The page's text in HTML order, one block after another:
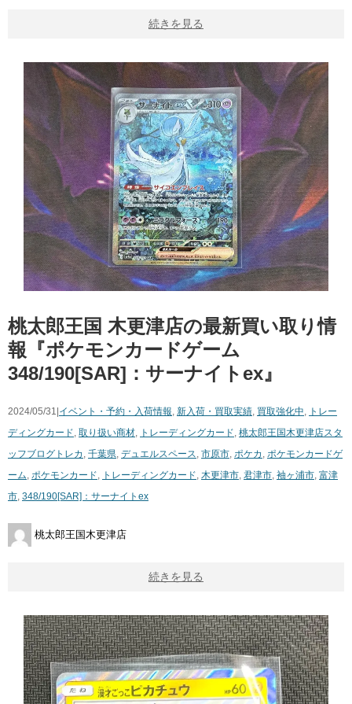
続きを見る
桃太郎王国 木更津店の最新買い取り情
報『ポケモンカードゲーム
348/190[SAR]：サーナイトex』
2024/05/31|イベント・予約・入荷情報 新入荷・買取実績 買取強化中
トレー
ディングカード 取り扱い商材 トレーディングカード 桃太郎王国木更津店スタ
ッフブログ トレカ 千葉県 デュエルスペース 市原市 ポケカ
ポケモンカードゲ
ーム ポケモンカード トレーディングカード 木更津市 君津市 袖ヶ浦市 富津
市 348/190[SAR]：サーナイトex
桃太郎王国木更津店
続きを見る